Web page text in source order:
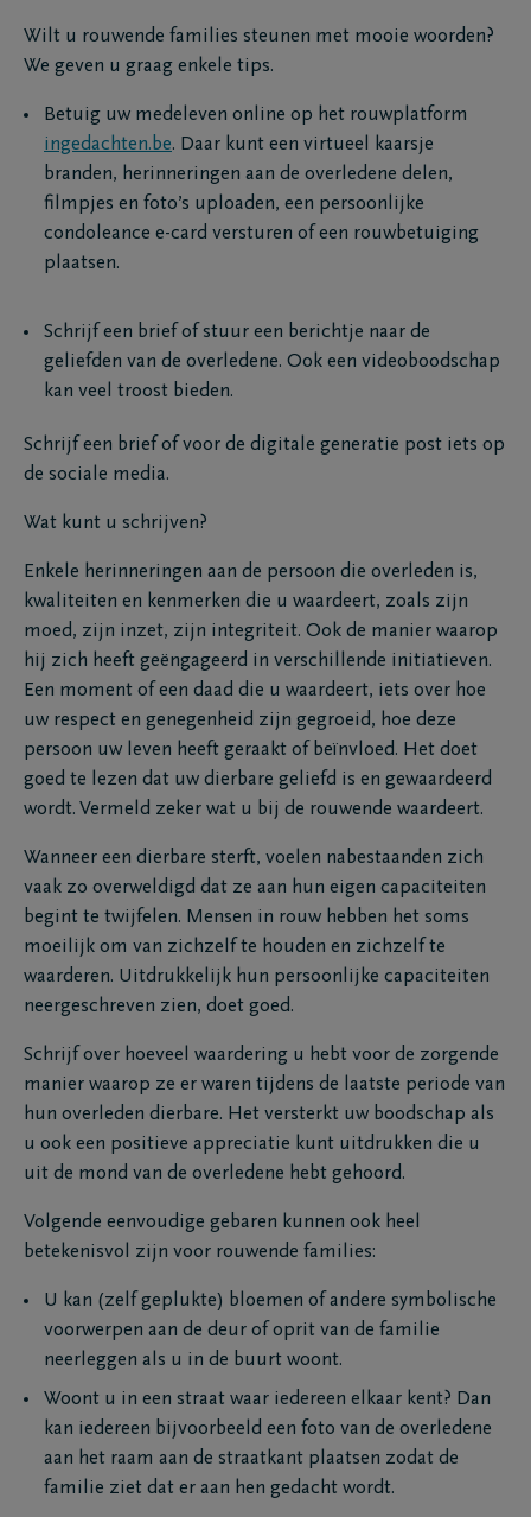
Wilt u rouwende families steunen met mooie woorden?
We geven u graag enkele tips.
Betuig uw medeleven online op het rouwplatform
ingedachten.be. Daar kunt een virtueel kaarsje
branden, herinneringen aan de overledene delen,
filmpjes en foto’s uploaden, een persoonlijke
condoleance e-card versturen of een rouwbetuiging
plaatsen.
Schrijf een brief of stuur een berichtje naar de
geliefden van de overledene. Ook een videoboodschap
kan veel troost bieden.
Schrijf een brief of voor de digitale generatie post iets op
de sociale media.
Wat kunt u schrijven?
Enkele herinneringen aan de persoon die overleden is,
kwaliteiten en kenmerken die u waardeert, zoals zijn
moed, zijn inzet, zijn integriteit. Ook de manier waarop
hij zich heeft geëngageerd in verschillende initiatieven.
Een moment of een daad die u waardeert, iets over hoe
uw respect en genegenheid zijn gegroeid, hoe deze
persoon uw leven heeft geraakt of beïnvloed. Het doet
goed te lezen dat uw dierbare geliefd is en gewaardeerd
wordt. Vermeld zeker wat u bij de rouwende waardeert.
Wanneer een dierbare sterft, voelen nabestaanden zich
vaak zo overweldigd dat ze aan hun eigen capaciteiten
begint te twijfelen. Mensen in rouw hebben het soms
moeilijk om van zichzelf te houden en zichzelf te
waarderen. Uitdrukkelijk hun persoonlijke capaciteiten
neergeschreven zien, doet goed.
Schrijf over hoeveel waardering u hebt voor de zorgende
manier waarop ze er waren tijdens de laatste periode van
hun overleden dierbare. Het versterkt uw boodschap als
u ook een positieve appreciatie kunt uitdrukken die u
uit de mond van de overledene hebt gehoord.
Volgende eenvoudige gebaren kunnen ook heel
betekenisvol zijn voor rouwende families:
U kan (zelf geplukte) bloemen of andere symbolische
voorwerpen aan de deur of oprit van de familie
neerleggen als u in de buurt woont.
Woont u in een straat waar iedereen elkaar kent? Dan
kan iedereen bijvoorbeeld een foto van de overledene
aan het raam aan de straatkant plaatsen zodat de
familie ziet dat er aan hen gedacht wordt.